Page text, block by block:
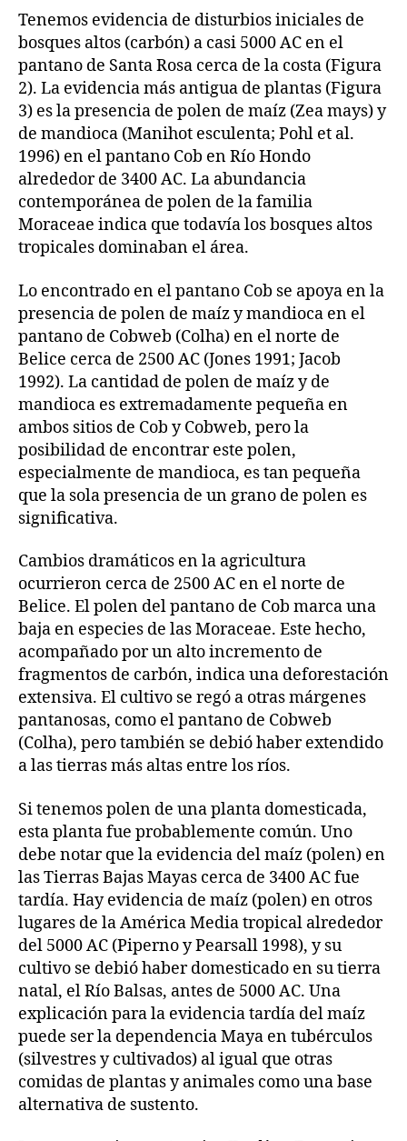
Tenemos evidencia de disturbios iniciales de
bosques altos (carbón) a casi 5000 AC en el
pantano de Santa Rosa cerca de la costa (Figura
2). La evidencia más antigua de plantas (Figura
3) es la presencia de polen de maíz (Zea mays) y
de mandioca (Manihot esculenta; Pohl et al.
1996) en el pantano Cob en Río Hondo
alrededor de 3400 AC. La abundancia
contemporánea de polen de la familia
Moraceae indica que todavía los bosques altos
tropicales dominaban el área.
Lo encontrado en el pantano Cob se apoya en la
presencia de polen de maíz y mandioca en el
pantano de Cobweb (Colha) en el norte de
Belice cerca de 2500 AC (Jones 1991; Jacob
1992). La cantidad de polen de maíz y de
mandioca es extremadamente pequeña en
ambos sitios de Cob y Cobweb, pero la
posibilidad de encontrar este polen,
especialmente de mandioca, es tan pequeña
que la sola presencia de un grano de polen es
significativa.
Cambios dramáticos en la agricultura
ocurrieron cerca de 2500 AC en el norte de
Belice. El polen del pantano de Cob marca una
baja en especies de las Moraceae. Este hecho,
acompañado por un alto incremento de
fragmentos de carbón, indica una deforestación
extensiva. El cultivo se regó a otras márgenes
pantanosas, como el pantano de Cobweb
(Colha), pero también se debió haber extendido
a las tierras más altas entre los ríos.
Si tenemos polen de una planta domesticada,
esta planta fue probablemente común. Uno
debe notar que la evidencia del maíz (polen) en
las Tierras Bajas Mayas cerca de 3400 AC fue
tardía. Hay evidencia de maíz (polen) en otros
lugares de la América Media tropical alrededor
del 5000 AC (Piperno y Pearsall 1998), y su
cultivo se debió haber domesticado en su tierra
natal, el Río Balsas, antes de 5000 AC. Una
explicación para la evidencia tardía del maíz
puede ser la dependencia Maya en tubérculos
(silvestres y cultivados) al igual que otras
comidas de plantas y animales como una base
alternativa de sustento.